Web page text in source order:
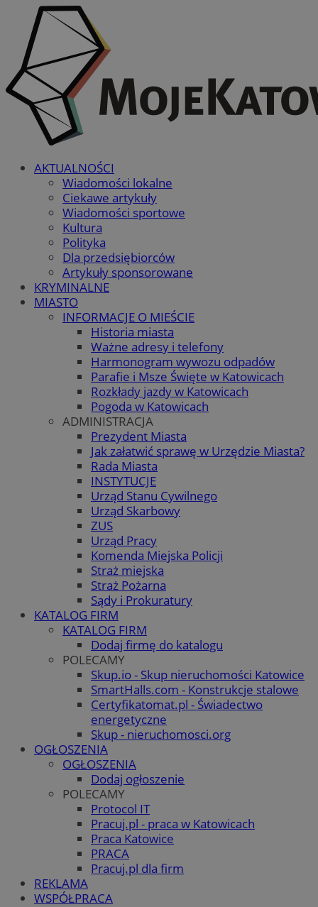
AKTUALNOŚCI
Wiadomości lokalne
Ciekawe artykuły
Wiadomości sportowe
Kultura
Polityka
Dla przedsiębiorców
Artykuły sponsorowane
KRYMINALNE
MIASTO
INFORMACJE O MIEŚCIE
Historia miasta
Ważne adresy i telefony
Harmonogram wywozu odpadów
Parafie i Msze Święte w Katowicach
Rozkłady jazdy w Katowicach
Pogoda w Katowicach
ADMINISTRACJA
Prezydent Miasta
Jak załatwić sprawę w Urzędzie Miasta?
Rada Miasta
INSTYTUCJE
Urząd Stanu Cywilnego
Urząd Skarbowy
ZUS
Urząd Pracy
Komenda Miejska Policji
Straż miejska
Straż Pożarna
Sądy i Prokuratury
KATALOG FIRM
KATALOG FIRM
Dodaj firmę do katalogu
POLECAMY
Skup.io - Skup nieruchomości Katowice
SmartHalls.com - Konstrukcje stalowe
Certyfikatomat.pl - Świadectwo
energetyczne
Skup - nieruchomosci.org
OGŁOSZENIA
OGŁOSZENIA
Dodaj ogłoszenie
POLECAMY
Protocol IT
Pracuj.pl - praca w Katowicach
Praca Katowice
PRACA
Pracuj.pl dla firm
REKLAMA
WSPÓŁPRACA